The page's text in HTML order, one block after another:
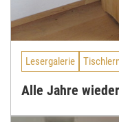
Lesergalerie
Alle Jahre wieder